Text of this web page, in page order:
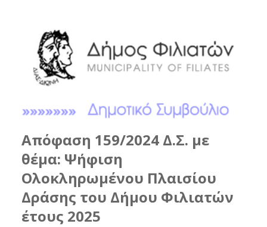
Απόφαση 159/2024 Δ.Σ. με
θέμα: Ψήφιση
Ολοκληρωμένου Πλαισίου
Δράσης του Δήμου Φιλιατών
έτους 2025